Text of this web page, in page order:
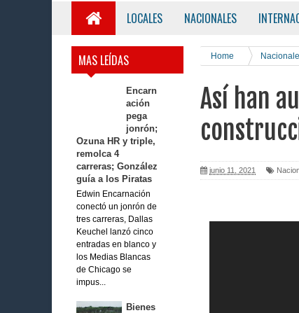
LOCALES NACIONALES
MAS LEÍDAS
Encarn
ación
pega
jonrón;
Ozuna HR y triple,
remolca 4
carreras; González
guía a los Piratas
Edwin Encarnación
conectó un jonrón de
tres carreras, Dallas
Keuchel lanzó cinco
entradas en blanco y
los Medias Blancas
de Chicago se
impus...
Bienes
Home
Así han
junio 11, 2021